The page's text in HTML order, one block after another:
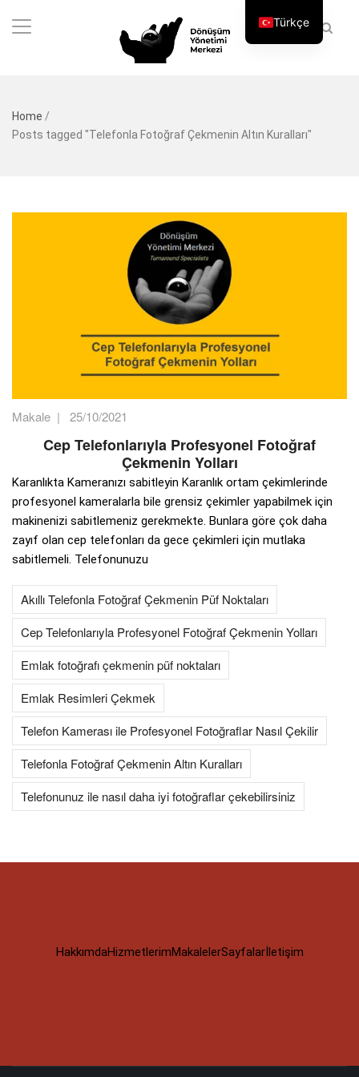
Home /
Posts tagged "Telefonla Fotoğraf Çekmenin Altın Kuralları"
Makale | 25/10/2021
Cep Telefonlarıyla Profesyonel Fotoğraf
Çekmenin Yolları
Karanlıkta Kameranızı sabitleyin Karanlık ortam çekimlerinde
profesyonel kameralarla bile grensiz çekimler yapabilmek için
makinenizi sabitlemeniz gerekmekte. Bunlara göre çok daha
zayıf olan cep telefonları da gece çekimleri için mutlaka
sabitlemeli. Telefonunuzu
Akıllı Telefonla Fotoğraf Çekmenin Püf Noktaları
Cep Telefonlarıyla Profesyonel Fotoğraf Çekmenin Yolları
Emlak fotoğrafı çekmenin püf noktaları
Emlak Resimleri Çekmek
Telefon Kamerası ile Profesyonel Fotoğraflar Nasıl Çekilir
Telefonla Fotoğraf Çekmenin Altın Kuralları
Telefonunuz ile nasıl daha iyi fotoğraflar çekebilirsiniz
HakkımdaHizmetlerimMakalelerSayfalarİletişim
Türkçe